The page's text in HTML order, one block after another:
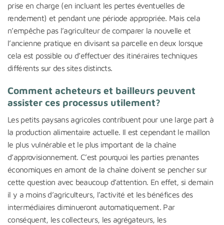
prise en charge (en incluant les pertes éventuelles de
rendement) et pendant une période appropriée. Mais cela
n’empêche pas l’agriculteur de comparer la nouvelle et
l’ancienne pratique en divisant sa parcelle en deux lorsque
cela est possible ou d’effectuer des itinéraires techniques
différents sur des sites distincts.
Comment acheteurs et bailleurs peuvent
assister ces processus utilement?
Les petits paysans agricoles contribuent pour une large part à
la production alimentaire actuelle. Il est cependant le maillon
le plus vulnérable et le plus important de la chaîne
d’approvisionnement. C’est pourquoi les parties prenantes
économiques en amont de la chaîne doivent se pencher sur
cette question avec beaucoup d’attention. En effet, si demain
il y a moins d’agriculteurs, l’activité et les bénéfices des
intermédiaires diminueront automatiquement. Par
conséquent, les collecteurs, les agrégateurs, les